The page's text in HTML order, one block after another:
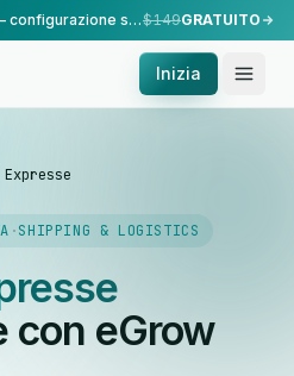
Configurazione gestita da noi — configurazione standard, eseguita dal nostro team.$149GRATUITO
Inizia
·SHIPPING & LOGISTICS
con eGrow